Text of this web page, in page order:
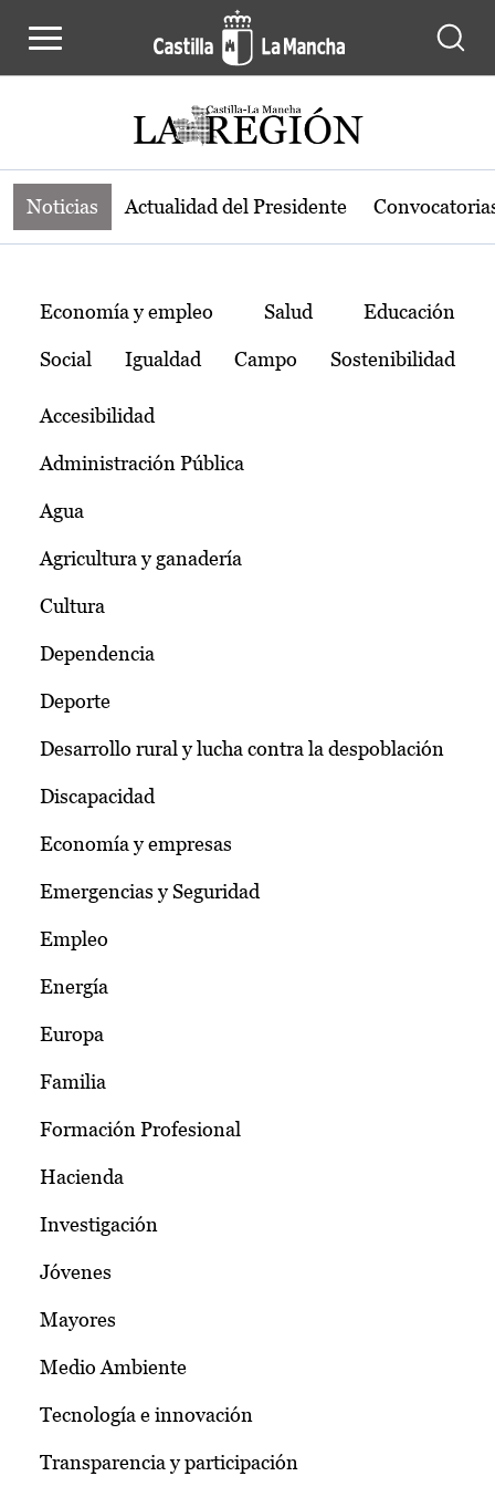
Noticias de la región de Castilla-La
Noticias Actualidad del Presidente
Temas
Economía y empleo Salud Educación
Social Igualdad Campo Sostenibilidad
Accesibilidad
Administración Pública
Agua
Agricultura y ganadería
Cultura
Dependencia
Deporte
Desarrollo rural y lucha contra la despoblación
Discapacidad
Economía y empresas
Emergencias y Seguridad
Empleo
Energía
Europa
Familia
Formación Profesional
Hacienda
Investigación
Jóvenes
Mayores
Medio Ambiente
Tecnología e innovación
Transparencia y participación